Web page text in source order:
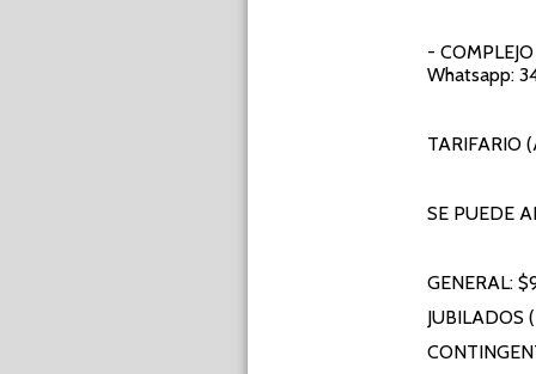
-
Whatsapp:
TARIFARIO
SE PUEDE
GENERAL:
JUBILADOS